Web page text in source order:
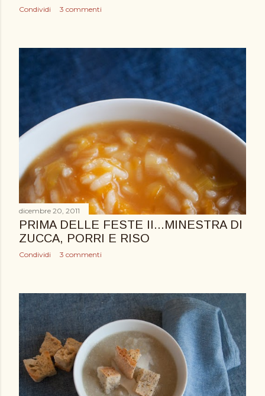
Condividi 3 commenti
dicembre 20, 2011
PRIMA DELLE FESTE II...MINESTRA DI
ZUCCA, PORRI E RISO
Condividi 3 commenti